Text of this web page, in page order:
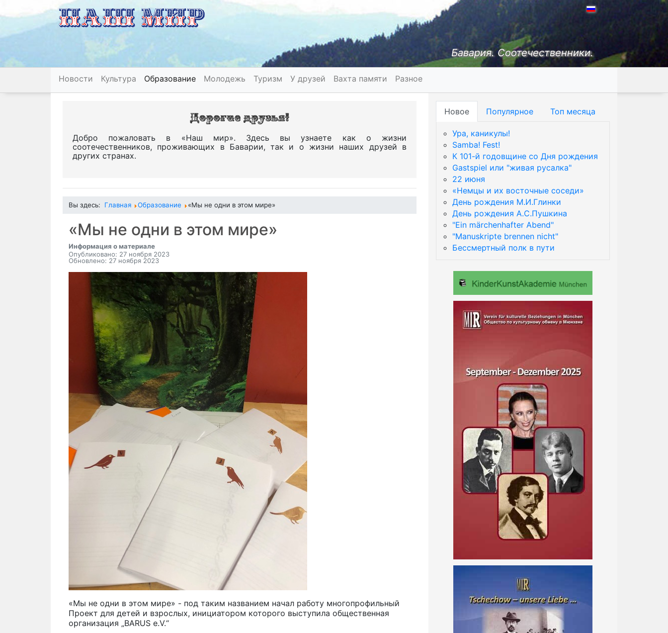
Бавария. Соотечественники.
Новости Культура Образование Молодежь Туризм У друзей Вахта памяти Разное
Добро пожаловать в «Наш мир». Здесь вы узнаете как о жизни
соотечественников, проживающих в Баварии, так и о жизни наших друзей в
других странах.
Вы здесь: Главная Образование «Мы не одни в этом мире»
«Мы не одни в этом мире»
Информация о материале
Опубликовано: 27 ноября 2023
Обновлено: 27 ноября 2023
«Мы не одни в этом мире» - под таким названием начал работу многопрофильный
Проект для детей и взрослых, инициатором которого выступила общественная
организация „BARUS e.V.“
Новое Популярное Топ месяца
Ура, каникулы!
Samba! Fest!
К 101-й годовщине со Дня рождения
Gastspiel или "живая русалка"
22 июня
«Немцы и их восточные соседи»
День рождения М.И.Глинки
День рождения А.С.Пушкина
"Ein märchenhafter Abend"
"Manuskripte brennen nicht"
Бессмертный полк в пути